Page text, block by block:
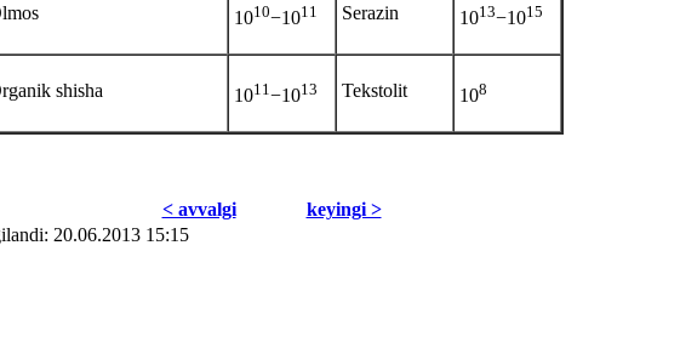
1010−1011 Serazin 1013−1015
shisha 1011 −1013 Tekstolit 108
< avvаlgi
kеyingi >
20.06.2013 15:15